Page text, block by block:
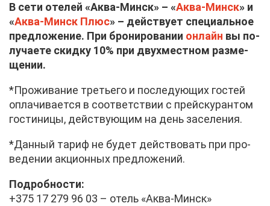
В се­ти оте­лей «Ак­ва-Минск» – «Ак­ва-Минск» и
«Ак­ва-Минск Плюс» – дей­ству­ет спе­ци­аль­ное
пред­ло­же­ние. При бро­ни­ро­ва­нии он­лайн вы по­
лу­ча­е­те скид­ку 10% при двух­мест­ном раз­ме­
ще­нии.
*Про­жи­ва­ние тре­тье­го и по­сле­ду­ю­щих го­стей
опла­чи­ва­ет­ся в со­от­вет­ствии с прейс­ку­ран­том
го­сти­ни­цы, дей­ству­ю­щим на день за­се­ле­ния.
*Дан­ный та­риф не бу­дет дей­ство­вать при про­
ве­де­нии ак­ци­он­ных пред­ло­же­ний.
По­дроб­но­сти:
+375 17 279 96 03 – отель «Ак­ва-Минск»